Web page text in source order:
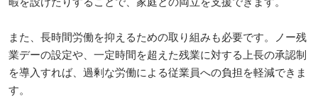
また、長時間労働を抑えるための取り組みも必要です。ノー残
業デーの設定や、一定時間を超えた残業に対する上長の承認制
を導入すれば、過剰な労働による従業員への負担を軽減できま
す。